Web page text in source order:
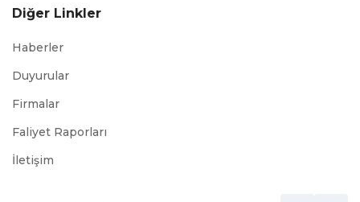
Diğer Linkler
Haberler
Duyurular
Firmalar
Faliyet Raporları
İletişim